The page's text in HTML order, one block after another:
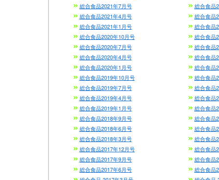
総合食品2021年7月号
総合食品
総合食品2021年4月号
総合食品
総合食品2021年1月号
総合食品
総合食品2020年10月号
総合食品
総合食品2020年7月号
総合食品
総合食品2020年4月号
総合食品
総合食品2020年1月号
総合食品
総合食品2019年10月号
総合食品
総合食品2019年7月号
総合食品
総合食品2019年4月号
総合食品
総合食品2019年1月号
総合食品
総合食品2018年9月号
総合食品
総合食品2018年6月号
総合食品
総合食品2018年3月号
総合食品
総合食品2017年12月号
総合食品
総合食品2017年9月号
総合食品
総合食品2017年6月号
総合食品